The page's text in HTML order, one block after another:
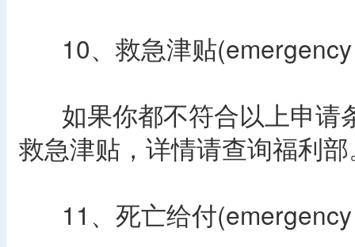
10、救急津贴
如果你都不符合以上申请
救急津贴，详情请查询福利
11、死亡给付